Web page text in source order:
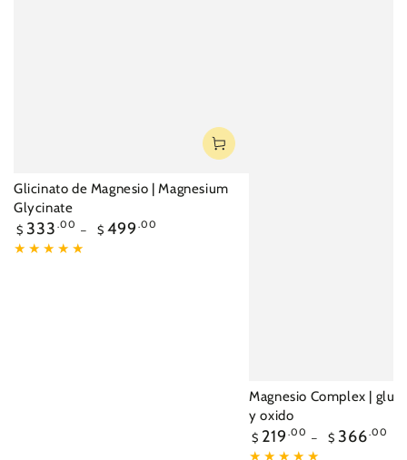
Glicinato de Magnesio | Magnesium
Glycinate
Precio
regular
$ 333 .00 $ 499 .00
Magnesio Complex |
y oxido
Precio
regular
$ 219 .00 $ 366.00